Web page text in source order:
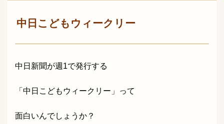
中日こどもウィークリー
中日新聞が週1で発行する
「中日こどもウィークリー」って
面白いんでしょうか？